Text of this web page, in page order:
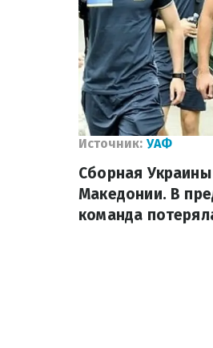
Источник: УАФ
Сборная
Македонии. В
команда